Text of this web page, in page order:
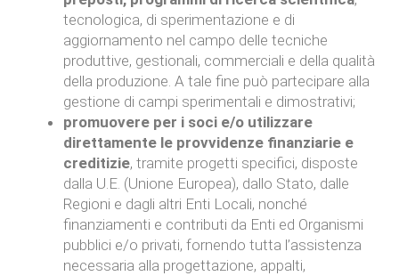
tecnologica, di sperimentazione e di
aggiornamento nel campo delle tecniche
produttive, gestionali, commerciali e della qualità
della produzione. A tale fine può partecipare alla
gestione di campi sperimentali e dimostrativi;
promuovere per i soci e/o utilizzare
direttamente le provvidenze finanziarie e
creditizie, tramite progetti specifici, disposte
dalla U.E. (Unione Europea), dallo Stato, dalle
Regioni e dagli altri Enti Locali, nonché
finanziamenti e contributi da Enti ed Organismi
pubblici e/o privati, fornendo tutta l’assistenza
necessaria alla progettazione, appalti,